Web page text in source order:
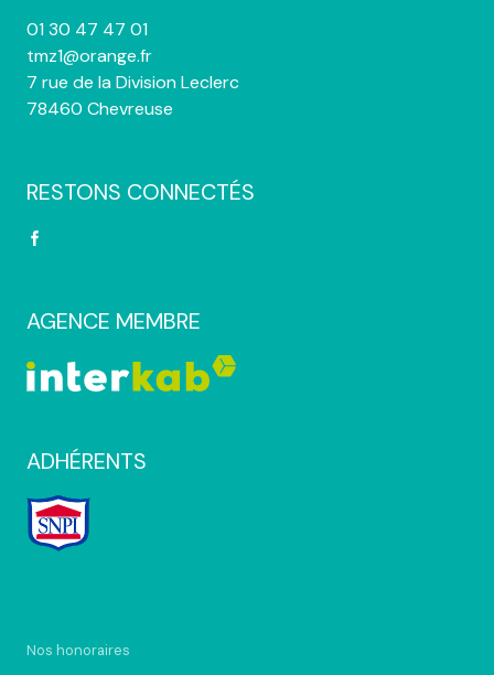
01 30 47 47 01
tmz1@orange.fr
7 rue de la Division Leclerc
78460 Chevreuse
RESTONS CONNECTÉS
AGENCE MEMBRE
ADHÉRENTS
Nos honoraires